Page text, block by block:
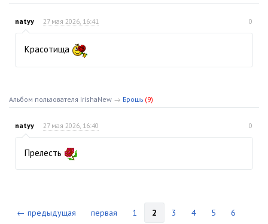
natyy 27 мая 2026, 16:41 0
Красотища
Альбом пользователя IrishaNew → Брошь (9)
natyy 27 мая 2026, 16:40 0
Прелесть
← предыдущая первая 1 2 3 4 5
6